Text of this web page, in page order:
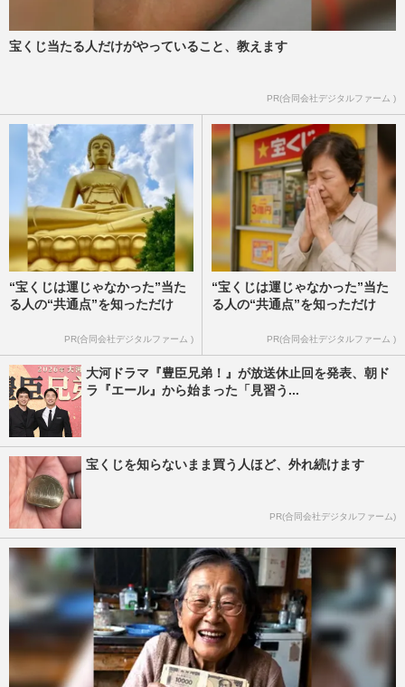
週刊女性2020年7月14日号
脚のむくみを解消する簡単エクサ！
週刊女性2017年10月3日号 2017/9/25
宝くじ当たる人だけがやっていること、教えます
PR(合同会社デジタルファーム )
“宝くじは運じゃなかった”当た
る人の“共通点”を知っただけ
PR(合同会社デジタルファーム )
“宝くじは運じゃなかった”当た
る人の“共通点”を知っただけ
PR(合同会社デジタルファーム )
大河ドラマ『豊臣兄弟！』が放送休止回を発表、朝ド
ラ『エール』から始まった「見習う...
宝くじを知らないまま買う人ほど、外れ続けます
PR(合同会社デジタルファーム)